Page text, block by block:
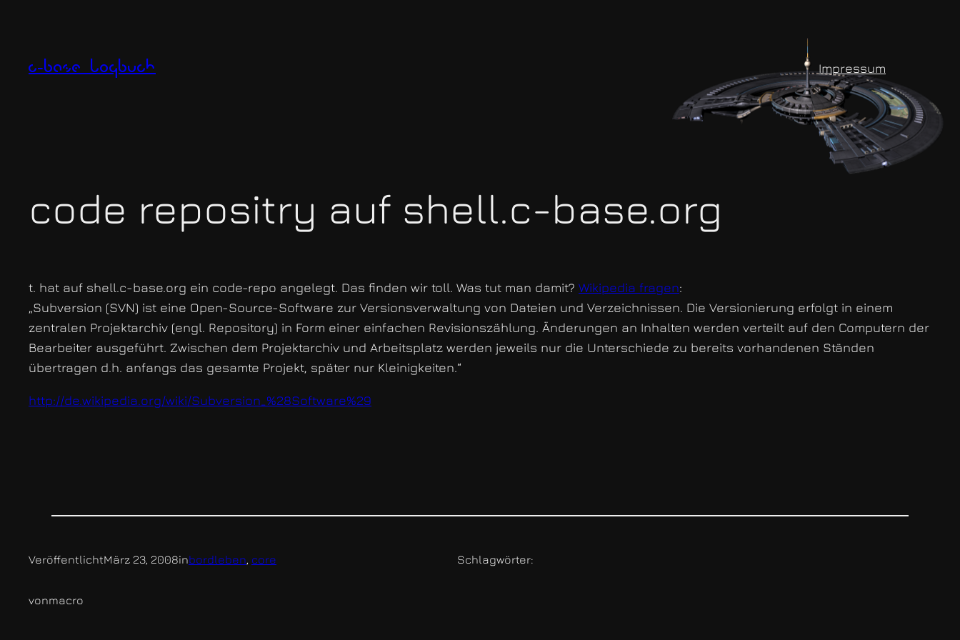
c-base logbuch Impressum
code repositry auf shell.c-base.org
t. hat auf shell.c-base.org ein code-repo angelegt. Das finden wir toll. Was tut man damit? Wikipedia fragen:
„Subversion (SVN) ist eine Open-Source-Software zur Versionsverwaltung von Dateien und Verzeichnissen. Die Versionierung erfolgt in einem
zentralen Projektarchiv (engl. Repository) in Form einer einfachen Revisionszählung. Änderungen an Inhalten werden verteilt auf den Computern der
Bearbeiter ausgeführt. Zwischen dem Projektarchiv und Arbeitsplatz werden jeweils nur die Unterschiede zu bereits vorhandenen Ständen
übertragen d.h. anfangs das gesamte Projekt, später nur Kleinigkeiten.“
http://de.wikipedia.org/wiki/Subversion_%28Software%29
VeröffentlichtMärz 23, 2008inbordleben, core
vonmacro
Schlagwörter: